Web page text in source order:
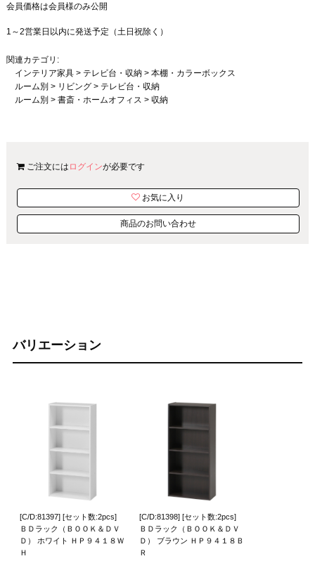
会員価格は会員様のみ公開
1～2営業日以内に発送予定（土日祝除く）
関連カテゴリ:
インテリア家具> テレビ台・収納> 本棚・カラーボックス
ルーム別 > リビング> テレビ台・収納
ルーム別 > 書斎・ホームオフィス > 収納
ご注文には ログインが必要です
お気に入り
商品のお問い合わせ
バリエーション
[C/D:81397] [セット数:2pcs]
ＢＤラック（ＢＯＯＫ＆ＤＶ
Ｄ） ホワイト ＨＰ９４１８Ｗ
Ｈ
[C/D:81398] [セット数:2pcs]
ＢＤラック（ＢＯＯＫ＆ＤＶ
Ｄ） ブラウン ＨＰ９４１８Ｂ
Ｒ